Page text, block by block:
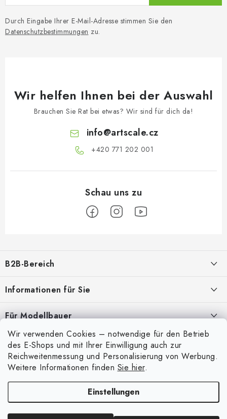
Wir verwenden Cookies – notwendige für den Betrieb
des E-Shops und mit Ihrer Einwilligung auch zur
Reichweitenmessung und Personalisierung von Werbung.
Weitere Informationen finden Sie hier.
Einstellungen
Durch Eingabe Ihrer E-Mail-Adresse stimmen Sie den
Datenschutzbestimmungen zu.
Wir helfen Ihnen bei der Auswahl
Brauchen Sie Rat bei etwas? Wir sind für dich da!
info@artscale.cz
+420 771 202 001​
ß
z
e
i
l
B2B-Bereich
Geschäftspartner, die Bereitstellung geeigneter Dienstleistungen und
ANMELDUNG
Informationen für Sie
Über uns
Meine Bestellung
Kontakte
Versand und Bezahlung
Bedingungen und Konditionen
Datenschutzbestimmungen
Für Modellbauer
Modellfarben-Umrechner
Art Scale Modellbau-Glossar
Persönliche Abholung in Liberec
Mein Konto
Anmelden
Registrierung
Bestellhistorie
. Alle Rechte vorbehalten.